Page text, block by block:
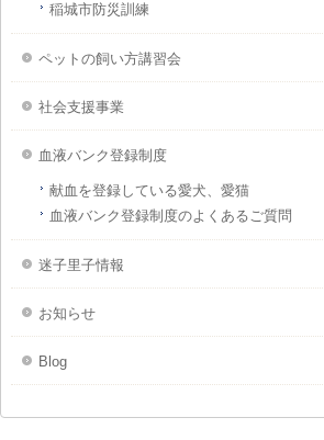
稲城市防災訓練
ペットの飼い方講習会
社会支援事業
血液バンク登録制度
献血を登録している愛犬、愛猫
血液バンク登録制度のよくあるご質問
迷子里子情報
お知らせ
Blog